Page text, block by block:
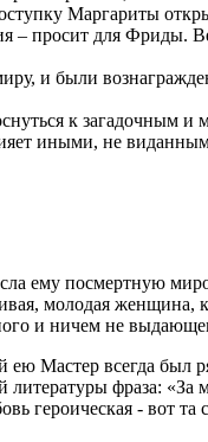
Маргариты
– просит для Фриды.
и были
к загадочным и
иными, не
ему посмертную
молодая женщина,
и ничем не
Мастер всегда был
фраза: «За
героическая - вот та